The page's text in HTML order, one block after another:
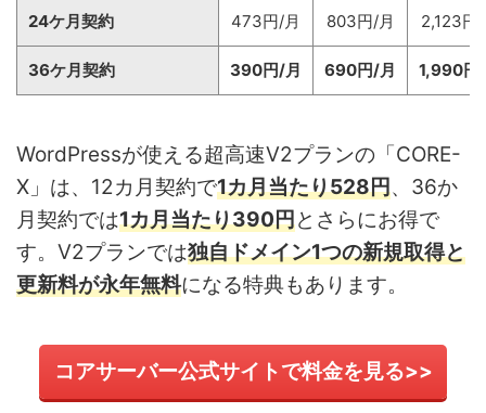
24ケ月契約 473円/月 803円/月 2,123円
36ケ月契約 390円/月 690円/月 1,990円
WordPressが使える超高速V2プランの「CORE-
X」は、12カ月契約で1カ月当たり528円、36か
月契約では1カ月当たり390円とさらにお得で
す。V2プランでは独自ドメイン1つの新規取得と
更新料が永年無料になる特典もあります。
コアサーバー公式サイトで料金を見る>>